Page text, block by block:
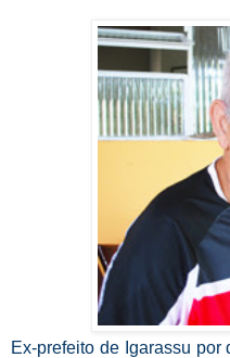
Ex-prefeito de Igarassu